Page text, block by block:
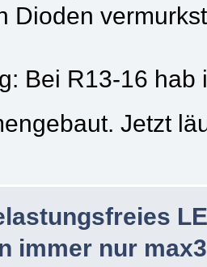
Dioden
Bei R13-16
Jetzt
immer nur